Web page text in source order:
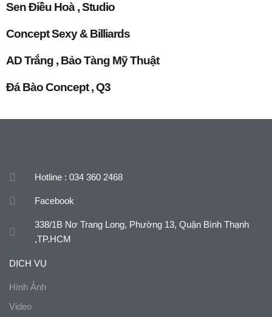
Sen Điều Hoà , Studio
Concept Sexy & Billiards
AD Trắng , Bảo Tàng Mỹ Thuật
Đá Bào Concept , Q3
Hotline : 034 360 2468
Facebook
338/1B Nơ Trang Long, Phường 13, Quận Bình Thạnh
,TP.HCM
DỊCH VỤ
Hình Ảnh
Video